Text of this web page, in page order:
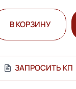
В КОРЗИНУ
ЗАПРОСИТЬ КП